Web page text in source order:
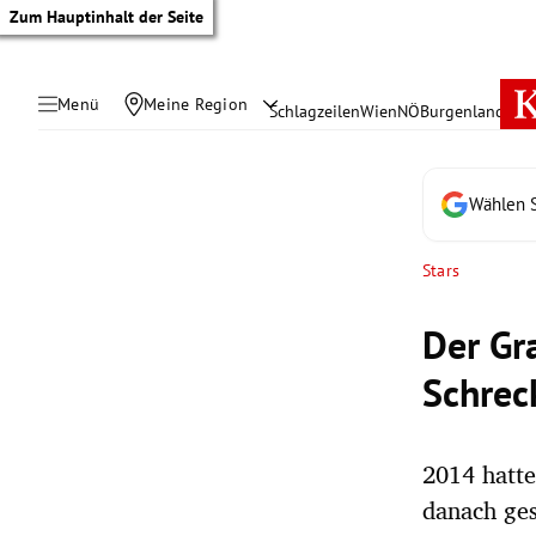
Zum Hauptinhalt der Seite
Menü Meine Region SchlagzeilenWienNÖBurgenland
Wählen
Stars
Der
2014
danach